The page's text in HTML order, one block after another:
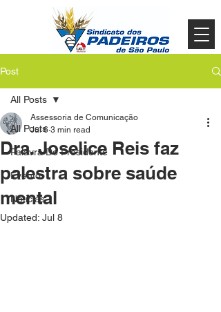
Post
All Posts
Palavra Do Presidente
Evento
Noticias
All Posts
Dra. Joselice Reis faz
palestra sobre saúde
mental
Assessoria de Comunicação
Jul 6 3 min read
Updated: Jul 8